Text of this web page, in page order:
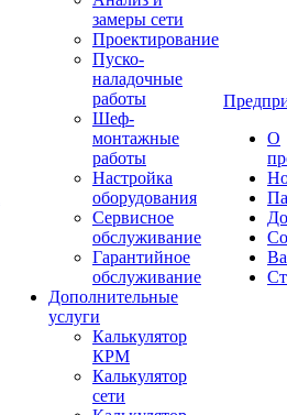
замеры сети
Проектирование
Пуско-
наладочные
работы
Шеф-
монтажные
работы
Настройка
оборудования
Сервисное
обслуживание
Гарантийное
обслуживание
Дополнительные
услуги
Калькулятор
КРМ
Калькулятор
сети
О